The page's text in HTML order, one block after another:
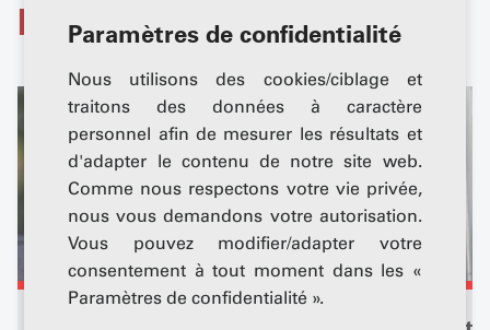
Paramètres de confidentialité
Nous utilisons des cookies/ciblage et
traitons des données à caractère
personnel afin de mesurer les résultats et
d'adapter le contenu de notre site web.
Comme nous respectons votre vie privée,
nous vous demandons votre autorisation.
Vous pouvez modifier/adapter votre
consentement à tout moment dans les «
Paramètres de confidentialité ».
Inspectorats